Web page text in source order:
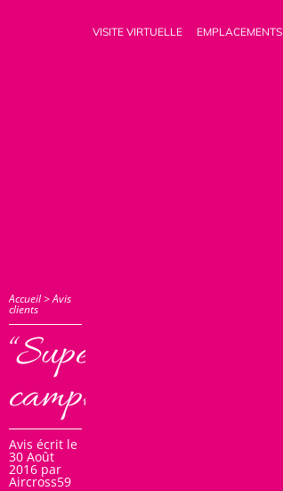
VISITE VIRTUELLE EMPLACEMENTS
Accueil>Avis
clients
“Superbe
camping”
Avis écrit le
30 Août
2016 par
Aircross59